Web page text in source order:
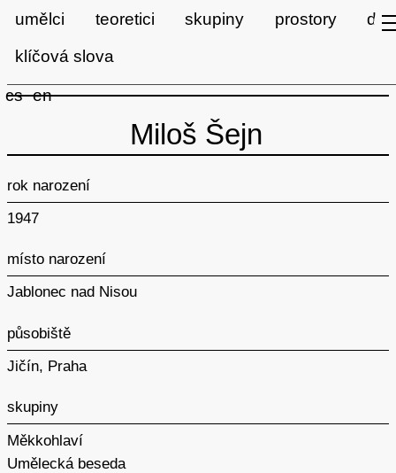
Artlist
umělci teoretici skupiny prostory díla
klíčová slova
cs en
Miloš Šejn
rok narození
1947
místo narození
Jablonec nad Nisou
působiště
Jičín, Praha
skupiny
Měkkohlaví
Umělecká beseda